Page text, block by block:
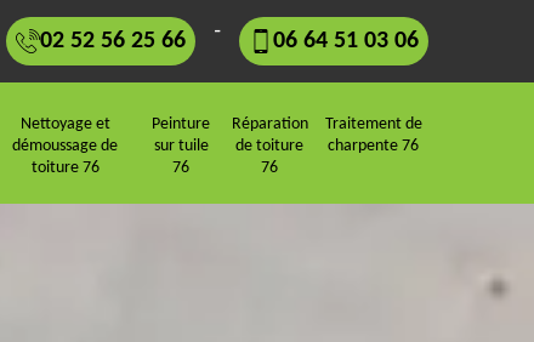
02 52 56 25 66 - 06 64 51 03 06
Nettoyage et
démoussage de
toiture 76
Peinture
sur tuile
76
Réparation
de toiture
76
Traitement de
charpente 76